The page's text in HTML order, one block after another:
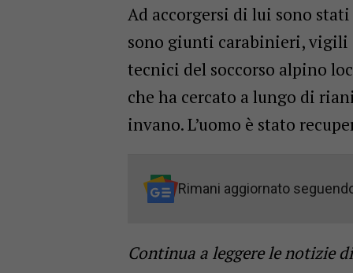
Ad accorgersi di lui sono
sono giunti carabinieri, vigili
tecnici del soccorso alpino
che ha cercato a lungo di
invano. L’uomo è stato
Rimani aggiornato
Continua a leggere le notizie